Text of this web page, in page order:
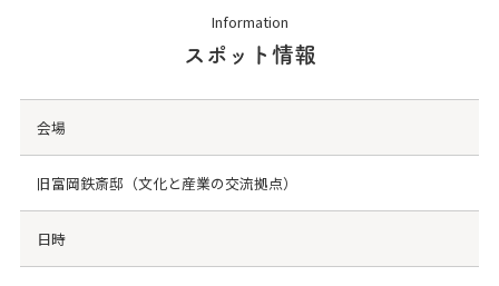
Information
スポット情報
会場
旧富岡鉄斎邸（文化と産業の交流拠点）
日時